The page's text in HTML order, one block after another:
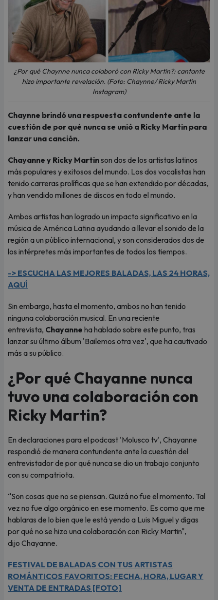
¿Por qué Chaynne nunca colaboró con Ricky Martin?: cantante
hizo importante revelación. (Foto: Chaynne/ Ricky Martin
Instagram)
Chaynne brindó una respuesta contundente ante la
cuestión de por qué nunca se unió a Ricky Martin para
lanzar una canción.
Chayanne y Ricky Martinson dos de los artistas latinos
más populares y exitosos del mundo. Los dos vocalistas han
tenido carreras prolíficas que se han extendido por décadas,
y han vendido millones de discos en todo el mundo.
Ambos artistas han logrado un impacto significativo en la
música de América Latina ayudando a llevar el sonido de la
región a un público internacional, y son considerados dos de
los intérpretes más importantes de todos los tiempos.
-> ESCUCHA LAS MEJORES BALADAS, LAS 24 HORAS,
AQUÍ
Sin embargo, hasta el momento, ambos no han tenido
ninguna colaboración musical. En una reciente
entrevista, Chayanne ha hablado sobre este punto, tras
lanzar su último álbum 'Bailemos otra vez', que ha cautivado
más a su público.
¿Por qué Chayanne nunca
tuvo una colaboración con
Ricky Martin?
En declaraciones para el podcast 'Molusco tv', Chayanne
respondió de manera contundente ante la cuestión del
entrevistador de por qué nunca se dio un trabajo conjunto
con su compatriota.
“Son cosas que no se piensan. Quizá no fue el momento. Tal
vez no fue algo orgánico en ese momento. Es como que me
hablaras de lo bien que le está yendo a Luis Miguel y digas
por qué no se hizo una colaboración con Ricky Martin",
dijo Chayanne.
FESTIVAL DE BALADAS CON TUS ARTISTAS
ROMÁNTICOS FAVORITOS: FECHA, HORA, LUGAR Y
VENTA DE ENTRADAS [FOTO]